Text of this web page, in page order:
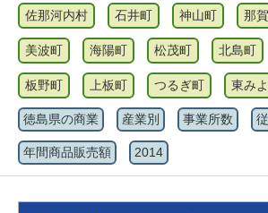
佐那河内村 石井町 神山町 那
美波町 海陽町 松茂町 北島町
板野町 上板町 つるぎ町 東み
徳島県の商業 産業別 事業所数
年間商品販売額 2014